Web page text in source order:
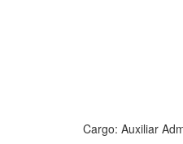
Cargo: Auxiliar